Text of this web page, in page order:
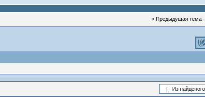
« Предыдущая тема·